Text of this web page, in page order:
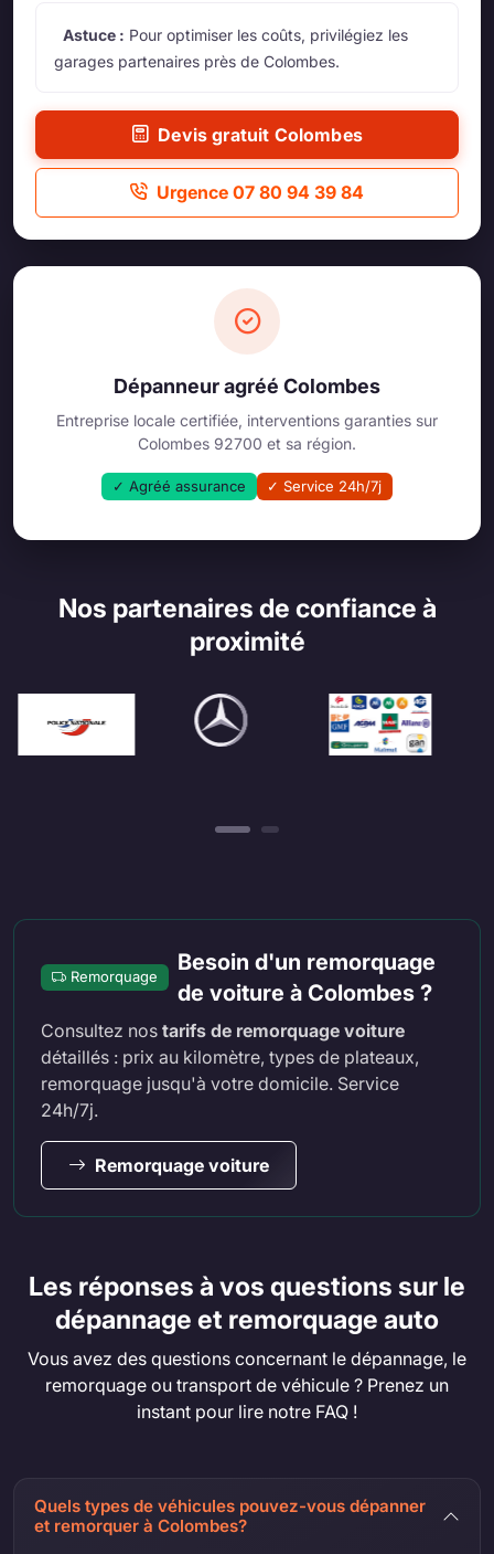
Astuce : Pour optimiser les coûts, privilégiez les
garages partenaires près de Colombes.
Devis gratuit Colombes
Urgence 07 80 94 39 84
Dépanneur agréé Colombes
Entreprise locale certifiée, interventions garanties sur
Colombes 92700 et sa région.
✓ Agréé assurance ✓ Service 24h/7j
Nos partenaires de confiance à
proximité
Remorquage
Besoin d'un remorquage
de voiture à Colombes ?
Consultez nos tarifs de remorquage voiture
détaillés : prix au kilomètre, types de plateaux,
remorquage jusqu'à votre domicile. Service
24h/7j.
Remorquage voiture
Les réponses à vos questions sur le
dépannage et remorquage auto
Vous avez des questions concernant le dépannage, le
remorquage ou transport de véhicule ? Prenez un
instant pour lire notre FAQ !
Quels types de véhicules pouvez-vous dépanner
et remorquer à Colombes?